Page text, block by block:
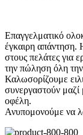
Επαγγελματικό
έγκαιρη
στους πελάτες για
την πώληση όλη
Καλωσορίζουμε
συνεργαστούν
οφέλη.
Ανυπομονούμε να